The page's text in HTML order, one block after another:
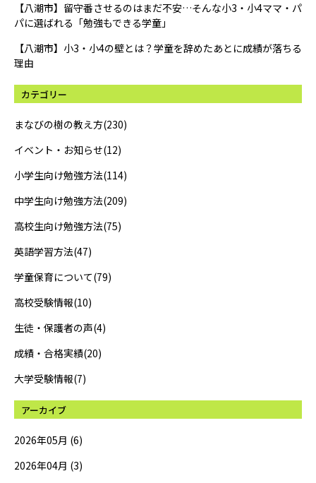
【八潮市】留守番させるのはまだ不安…そんな小3・小4ママ・パ
パに選ばれる「勉強もできる学童」
【八潮市】小3・小4の壁とは？学童を辞めたあとに成績が落ちる
理由
カテゴリー
まなびの樹の教え方(230)
イベント・お知らせ(12)
小学生向け勉強方法(114)
中学生向け勉強方法(209)
高校生向け勉強方法(75)
英語学習方法(47)
学童保育について(79)
高校受験情報(10)
生徒・保護者の声(4)
成績・合格実績(20)
大学受験情報(7)
アーカイブ
2026年05月 (6)
2026年04月 (3)